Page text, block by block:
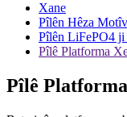
Xane
Pîlên Hêza
Pîlên LiFePO4 ji
Pîlê Platforma
Pîlê